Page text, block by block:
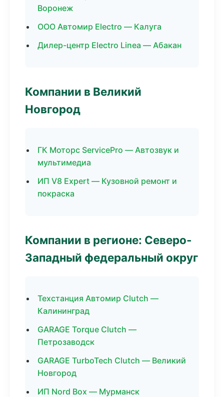
Воронеж
ООО Автомир Electro — Калуга
Дилер-центр Electro Linea — Абакан
Компании в Великий
Новгород
ГК Моторс ServicePro — Автозвук и
мультимедиа
ИП V8 Expert — Кузовной ремонт и
покраска
Компании в регионе: Северо-
Западный федеральный округ
Техстанция Автомир Clutch —
Калининград
GARAGE Torque Clutch —
Петрозаводск
GARAGE TurboTech Clutch — Великий
Новгород
ИП Nord Box — Мурманск